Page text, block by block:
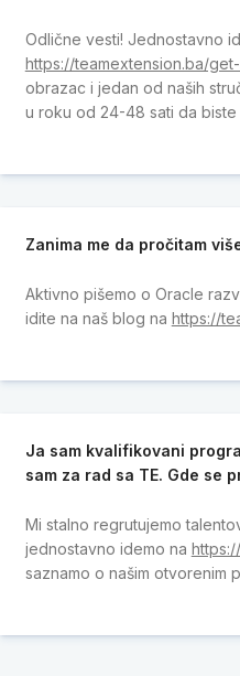
Odlične vesti! Jednostavno
https://teamextension.ba/
obrazac i jedan od naših
u roku od 24-48 sati da
Zanima me da pročitam
Aktivno pišemo o Oracle
idite na naš blog na https://
Ja sam kvalifikovani
sam za rad sa TE. Gde se
Mi stalno regrutujemo
jednostavno idemo na
saznamo o našim otvorenim